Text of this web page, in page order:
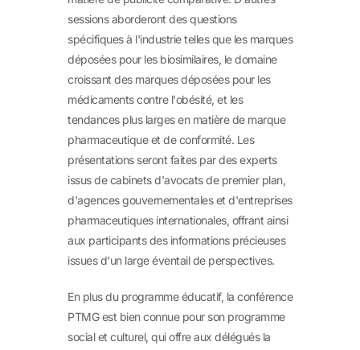
sessions aborderont des questions
spécifiques à l'industrie telles que les marques
déposées pour les biosimilaires, le domaine
croissant des marques déposées pour les
médicaments contre l'obésité, et les
tendances plus larges en matière de marque
pharmaceutique et de conformité. Les
présentations seront faites par des experts
issus de cabinets d'avocats de premier plan,
d'agences gouvernementales et d'entreprises
pharmaceutiques internationales, offrant ainsi
aux participants des informations précieuses
issues d'un large éventail de perspectives.
En plus du programme éducatif, la conférence
PTMG est bien connue pour son programme
social et culturel, qui offre aux délégués la